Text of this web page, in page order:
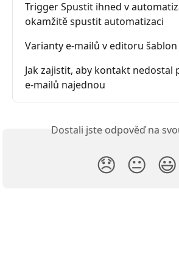
Trigger Spustit ihned v
okamžitě spustit automatizaci
Varianty e-mailů v editoru šablon
Jak zajistit, aby kontakt nedostal
e-mailů najednou
Dostali jste odpověď na
😞 😐 😃